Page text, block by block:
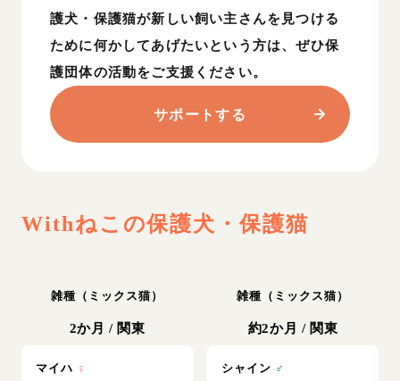
護犬・保護猫が新しい飼い主さんを見つける
ために何かしてあげたいという方は、ぜひ保
護団体の活動をご支援ください。
サポートする
Withねこ の保護犬・保護猫
雑種（ミックス猫）
2か月 / 関東
マイハ ♀
雑種（ミックス猫）
約2か月 / 関東
シャイン ♂